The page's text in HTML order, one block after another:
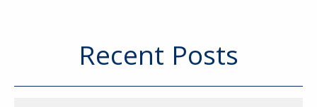
Recent Posts